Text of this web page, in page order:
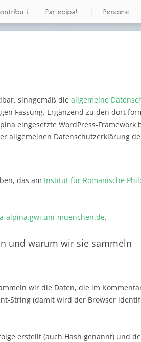
Partecipa! Persone
sinngemäß die allgemeine
Fassung. Ergänzend zu den dort
eingesetzte WordPress-Framework
allgemeinen Datenschutzerklärung
das am Institut für Romanische
alpina.gwi.uni-muenchen.de.
und warum wir sie sammeln
wir die Daten, die im
String (damit wird der Browser
erstellt (auch Hash genannt) und